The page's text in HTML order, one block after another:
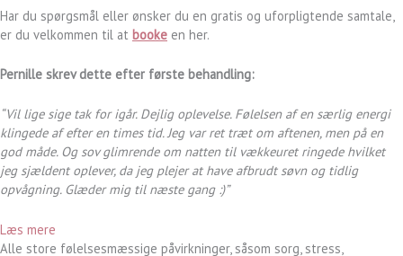
Har du spørgsmål eller ønsker du en gratis og uforpligtende samtale,
er du velkommen til at booke en her.
Pernille skrev dette efter første behandling:
“Vil lige sige tak for igår. Dejlig oplevelse. Følelsen af en særlig energi
klingede af efter en times tid. Jeg var ret træt om aftenen, men på en
god måde. Og sov glimrende om natten til vækkeuret ringede hvilket
jeg sjældent oplever, da jeg plejer at have afbrudt søvn og tidlig
opvågning. Glæder mig til næste gang :)”
Læs mere
Alle store følelsesmæssige påvirkninger, såsom sorg, stress,